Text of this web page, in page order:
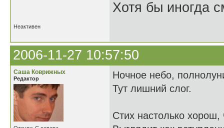
Хотя бы иногда
Неактивен
2006-11-27 10:57:50
Саша Коврижных
Редактор
Ночное небо,
Тут лишний слог.
Стих настолько хорош,